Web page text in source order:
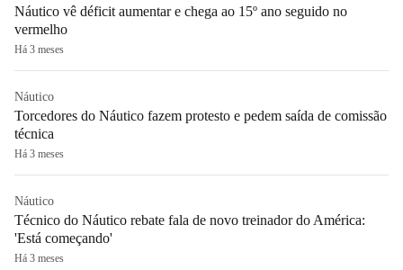
Náutico vê déficit aumentar e chega ao 15º ano seguido no
vermelho
Há 3 meses
Náutico
Torcedores do Náutico fazem protesto e pedem saída de comissão
técnica
Há 3 meses
Náutico
Técnico do Náutico rebate fala de novo treinador do América:
'Está começando'
Há 3 meses